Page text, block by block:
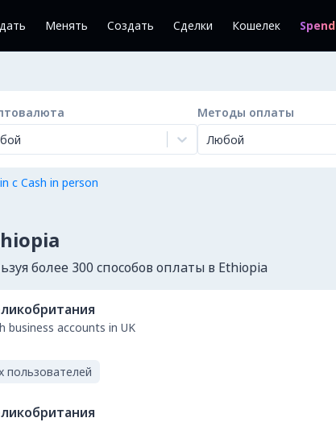
Менять Создать Сделки Кошелек Spend
Методы оплаты
Любой
с Cash in person
более 300 способов оплаты в Ethiopia
business accounts in UK
пользователей